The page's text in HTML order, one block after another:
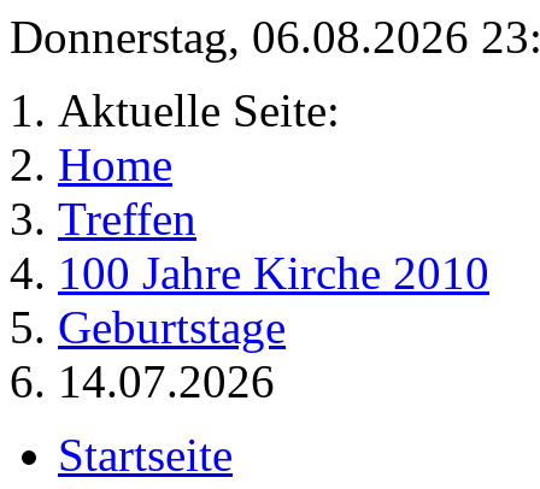
Donnerstag, 06.08.2026
Aktuelle Seite:
Home
Treffen
100 Jahre Kirche 2010
Geburtstage
14.07.2026
Startseite